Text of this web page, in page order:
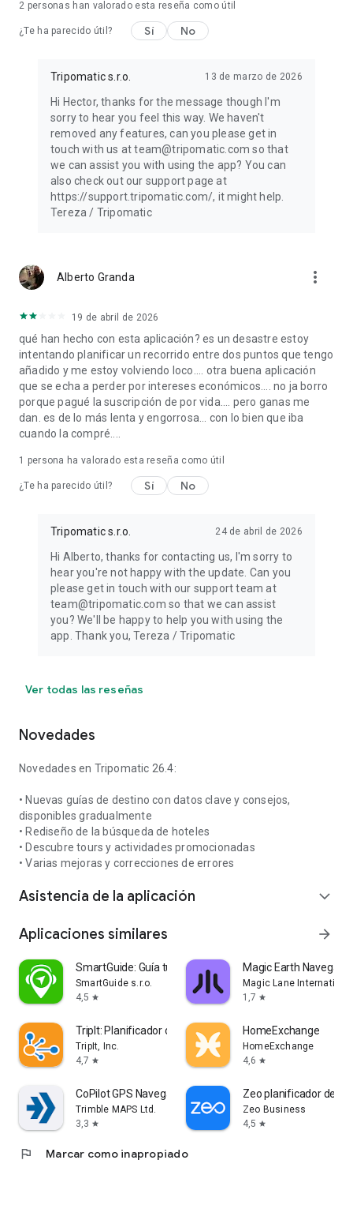
2 personas han valorado esta reseña como útil
¿Te ha parecido útil? Sí No
Tripomatic s.r.o. 13 de marzo de 2026
Hi Hector, thanks for the message though I'm
sorry to hear you feel this way. We haven't
removed any features, can you please get in
touch with us at team@tripomatic.com so that
we can assist you with using the app? You can
also check out our support page at
https://support.tripomatic.com/, it might help.
Tereza / Tripomatic
Alberto Granda more_vert
19 de abril de 2026
qué han hecho con esta aplicación? es un desastre estoy
intentando planificar un recorrido entre dos puntos que tengo
añadido y me estoy volviendo loco.... otra buena aplicación
que se echa a perder por intereses económicos.... no ja borro
porque pagué la suscripción de por vida.... pero ganas me
dan. es de lo más lenta y engorrosa... con lo bien que iba
cuando la compré....
1 persona ha valorado esta reseña como útil
¿Te ha parecido útil? Sí No
Tripomatic s.r.o. 24 de abril de 2026
Hi Alberto, thanks for contacting us, I'm sorry to
hear you're not happy with the update. Can you
please get in touch with our support team at
team@tripomatic.com so that we can assist
you? We'll be happy to help you with using the
app. Thank you, Tereza / Tripomatic
Ver todas las reseñas
Novedades
Novedades en Tripomatic 26.4:
• Nuevas guías de destino con datos clave y consejos,
disponibles gradualmente
• Rediseño de la búsqueda de hoteles
• Descubre tours y actividades promocionadas
• Varias mejoras y correcciones de errores
Asistencia de la aplicación expand_more
Aplicaciones similares arrow_forward
SmartGuide: Guía turística
SmartGuide s.r.o.
4,5 star
Magic Earth
Magic Lane
1,7 star
TripIt: Planificador de viajes
TripIt, Inc.
4,7 star
HomeExchange
HomeExchange
4,6 star
CoPilot GPS Navegación
Trimble MAPS Ltd.
3,3 star
Zeo planificador de
Zeo Business
4,5 star
flag Marcar como inapropiado